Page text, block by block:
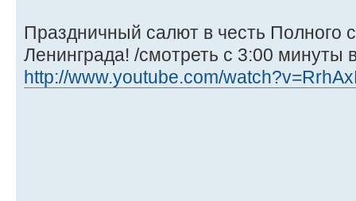
Праздничный салют в честь Полного
Ленинграда! /смотреть с 3:00 минуты
http://www.youtube.com/